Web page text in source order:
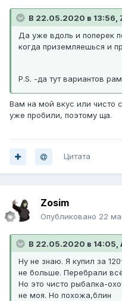
В 22.05.2020 в 13:56,
Да уже вдоль и поперек
когда приземляешься и
P.S. -да тут вариантов
Вам на мой вкус или чисто
уже пробили, поэтому ща.
Цитата
Zosim
Опубликовано 22
В 22.05.2020 в 14:05,
Ну не знаю. Я купил за
не больше. Перебрали
Но это чисто рыбалка-
не моя. Но похожа,блин